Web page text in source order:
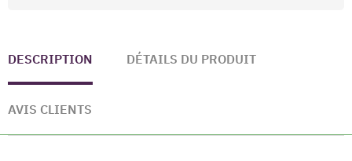
DESCRIPTION DÉTAILS DU PRODUIT
AVIS CLIENTS